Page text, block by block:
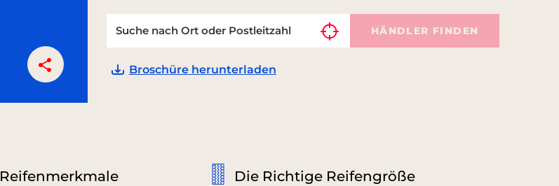
HÄNDLER FINDEN
Broschüre herunterladen
Reifenmerkmale Die Richtige Reifengröße